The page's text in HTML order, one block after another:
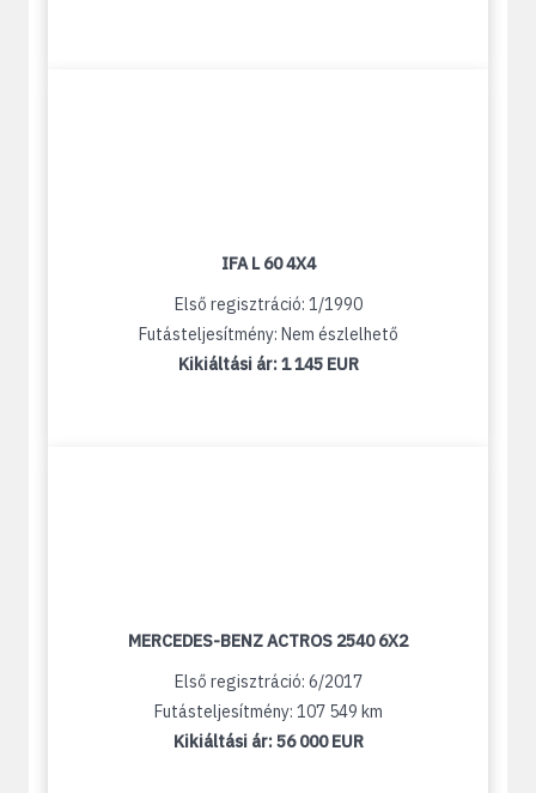
IFA L 60 4X4
Első regisztráció: 1/1990
Futásteljesítmény: Nem észlelhető
Kikiáltási ár:1 145 EUR
MERCEDES-BENZ ACTROS 2540 6X2
Első regisztráció: 6/2017
Futásteljesítmény: 107 549 km
Kikiáltási ár:56 000 EUR